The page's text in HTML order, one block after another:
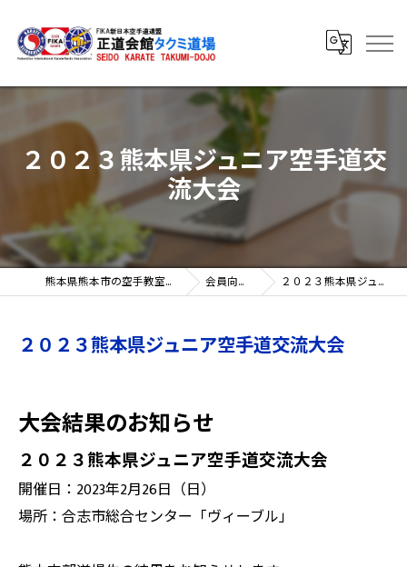
２０２３熊本県ジュニア空手道交
流大会
熊本県熊本市の空手教室なら正道会館タクミ道場 会員向け新着情報 ２０２３熊本県ジュニア空手道交流大会
２０２３熊本県ジュニア空手道交流大会
大会結果のお知らせ
２０２３熊本県ジュニア空手道交流大会
開催日：2023年2月26日（日）
場所：合志市総合センター「ヴィーブル」